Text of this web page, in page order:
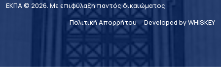
ΕΚΠΑ © 2026. Με επιφύλαξη παντός δικαιώματος
Πολιτική Απορρήτου
Developed by WHISKEY